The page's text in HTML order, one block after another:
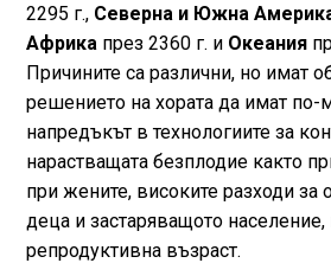
2295 г., Северна и Южна
Африкапрез 2360 г. иОкеания
Причините са различни, но имат
решението на хората да имат по-
напредъкът в технологиите за
нарастващата безплодие както
при жените, високите разходи за
деца и застаряващото население,
репродуктивна възраст.